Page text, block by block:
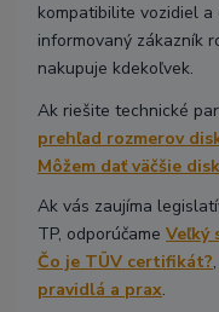
kompatibilite vozidiel a
informovaný zákazník
nakupuje kdekoľvek.
Ak riešite technické
prehľad rozmerov
Môžem dať väčšie
Ak vás zaujíma
TP, odporúčameVeľký
Čo je TÜV certifikát?,
pravidlá a prax.